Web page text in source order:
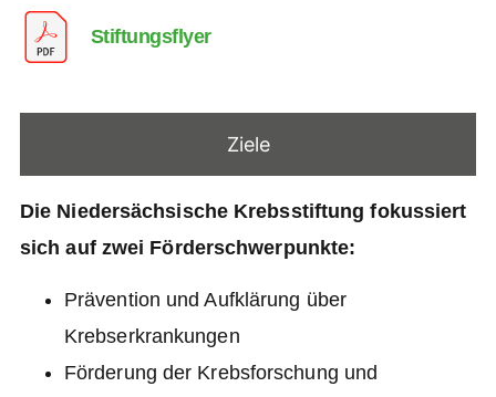
Stiftungsflyer
Ziele
Die Niedersächsische Krebsstiftung fokussiert
sich auf zwei Förderschwerpunkte:
Prävention und Aufklärung über
Krebserkrankungen
Förderung der Krebsforschung und